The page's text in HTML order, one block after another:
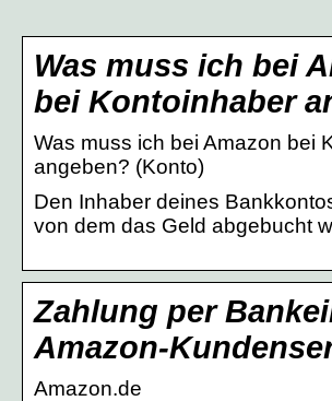
Was muss ich bei
bei Kontoinhaber
Was muss ich bei Amazon bei
angeben? (Konto)
Den Inhaber deines
von dem das Geld abgebucht
Zahlung per
Amazon-
Amazon.de